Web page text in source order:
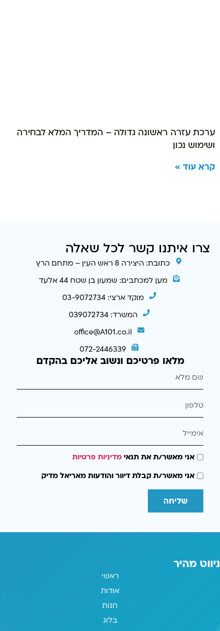
ערכת עזרה ראשונה גדולה – המדריך המלא לבחירה
ושימוש נכון
קרא עוד »
צרו איתנו קשר לכל שאלה
כתובת: היצירה 8 ראש העין – מתחם הרץ
מען למכתבים: שמעון בן שטח 44 אלעד
מוקד ארצי: 03-9072734
המשרד: 039072734
office@A101.co.il
072-2446339
מלאו פרטיכם ונשוב אליכם בהקדם
אני מאשר/ת את תנאימדיניות פרטיות
אני מאשר/ת קבלת דיוור והודעות מאריאל מדיק
שליחה
ניווט מהיר
ראשי
אודות
חנות
בלוג